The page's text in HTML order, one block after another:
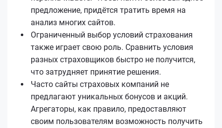
предложение, придётся тратить время на
анализ многих сайтов.
Ограниченный выбор условий страхования
также играет свою роль. Сравнить условия
разных страховщиков быстро не получится,
что затрудняет принятие решения.
Часто сайты страховых компаний не
предлагают уникальных бонусов и акций.
Агрегаторы, как правило, предоставляют
своим пользователям возможность получить